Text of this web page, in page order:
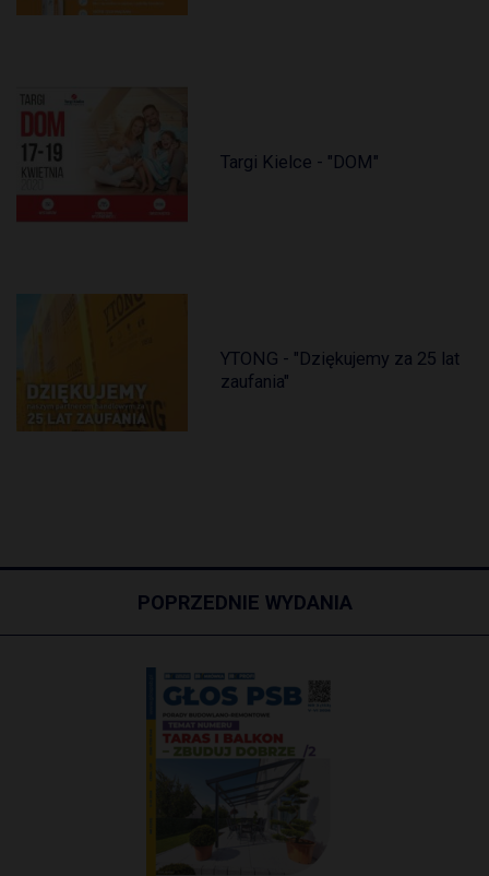
Targi Kielce - "DOM"
YTONG - "Dziękujemy za 25 lat
zaufania"
POPRZEDNIE WYDANIA